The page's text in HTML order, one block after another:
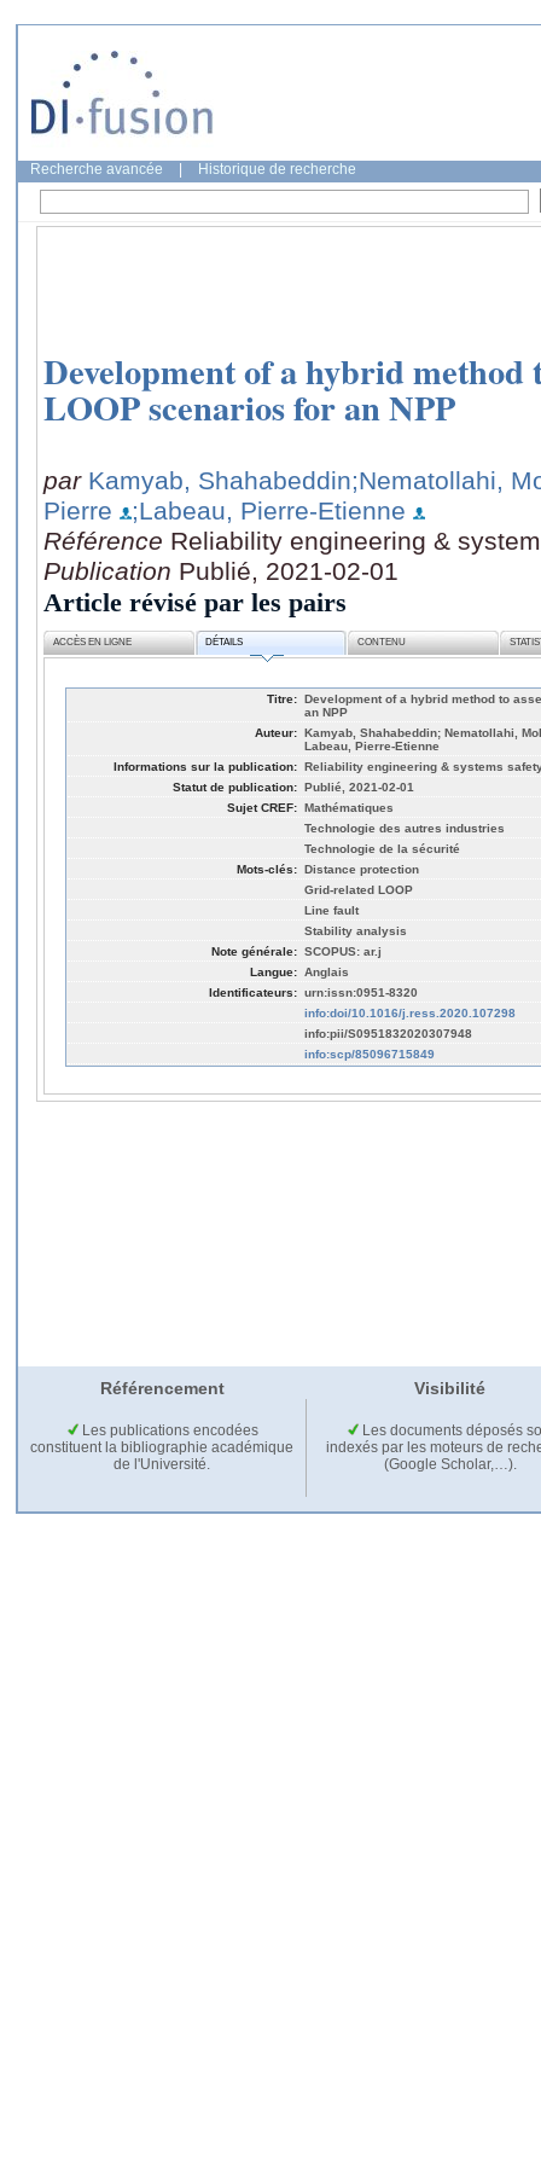
Recherche avancée Historique de recherche
Development of a hybrid method
LOOP scenarios for an NPP
par Kamyab, Shahabeddin;Nematollahi,
Pierre
;Labeau, Pierre-Etienne
Référence Reliability engineering &
Publication Publié, 2021-02-01
Article révisé par les pairs
ACCÈS EN LIGNE DÉTAILS CONTENU
Titre: Development of a hybrid method to
an NPP
Auteur: Kamyab, Shahabeddin; Nematollahi,
Labeau, Pierre-Etienne
Informations sur la publication: Reliability engineering & systems
Statut de publication: Publié, 2021-02-01
Sujet CREF: Mathématiques
Technologie des autres industries
Technologie de la sécurité
Mots-clés: Distance protection
Grid-related LOOP
Line fault
Stability analysis
Note générale: SCOPUS: ar.j
Langue: Anglais
Identificateurs: urn:issn:0951-8320
info:doi/10.1016/j.ress.2020.107298
info:pii/S0951832020307948
info:scp/85096715849
Référencement Visibilité
Les publications encodées
constituent la bibliographie académique
de l'Université.
Les documents déposés
indexés par les moteurs de
(Google Scholar,…).